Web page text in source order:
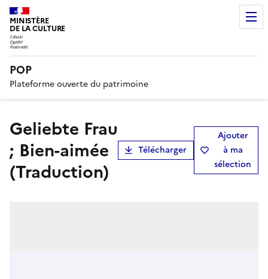
MINISTÈRE
DE LA CULTURE
POP
Plateforme ouverte du patrimoine
Geliebte Frau
; Bien-aimée
(Traduction)
Télécharger
Ajouter
à ma
sélection